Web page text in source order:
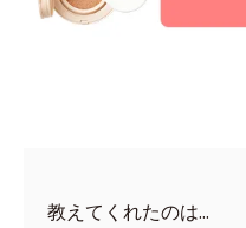
教えてくれたのは...